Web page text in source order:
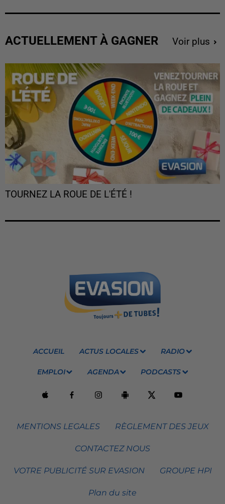
ACTUELLEMENT À GAGNER Voir plus
TOURNEZ LA ROUE DE L'ÉTÉ !
ACCUEIL ACTUS LOCALES RADIO
EMPLOI AGENDA PODCASTS
MENTIONS LEGALES RÈGLEMENT DES JEUX
CONTACTEZ NOUS
VOTRE PUBLICITÉ SUR EVASION GROUPE HPI
Plan du site